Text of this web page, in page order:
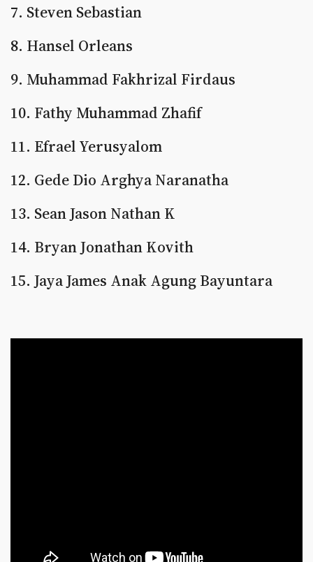
7. Steven Sebastian
8. Hansel Orleans
9. Muhammad Fakhrizal Firdaus
10. Fathy Muhammad Zhafif
11. Efrael Yerusyalom
12. Gede Dio Arghya Naranatha
13. Sean Jason Nathan K
14. Bryan Jonathan Kovith
15. Jaya James Anak Agung Bayuntara